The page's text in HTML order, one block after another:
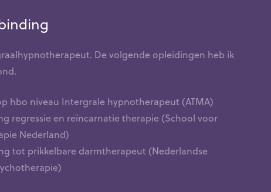
De volgende opleidingen heb ik
hbo niveau Intergrale hypnotherapeut (ATMA)
regressie en reïncarnatie therapie (School voor
Nederland)
tot prikkelbare darmtherapeut (Nederlandse